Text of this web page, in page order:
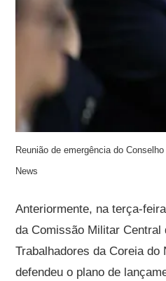
Reunião de emergência do
News
Anteriormente, na terça-
da Comissão Militar Central
Trabalhadores da Coreia do
defendeu o plano de